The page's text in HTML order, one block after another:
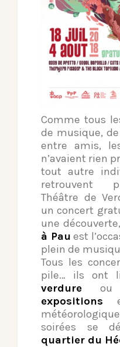
Comme tous
de musique,
entre amis,
n’avaient rien
tout autre
retrouvent
Théâtre de
un concert
une
à Pau est
plein de
Tous les
pile… ils ont
verdure
expositions
soirées se
quartier du